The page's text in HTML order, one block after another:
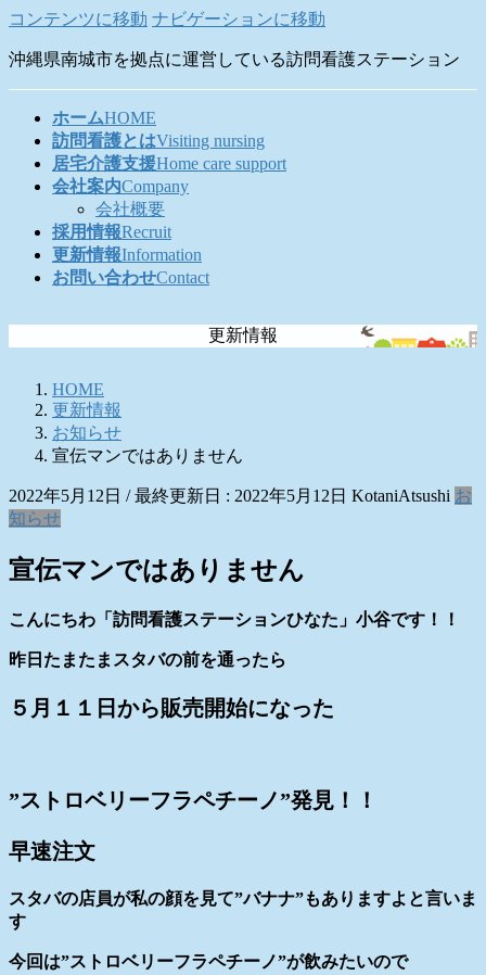
コンテンツに移動 ナビゲーションに移動
沖縄県南城市を拠点に運営している訪問看護ステーション
ホームHOME
訪問看護とはVisiting nursing
居宅介護支援Home care support
会社案内Company
会社概要
採用情報Recruit
更新情報Information
お問い合わせContact
更新情報
HOME
更新情報
お知らせ
宣伝マンではありません
2022年5月12日 / 最終更新日 : 2022年5月12日 KotaniAtsushi お
知らせ
宣伝マンではありません
こんにちわ「訪問看護ステーションひなた」小谷です！！
昨日たまたまスタバの前を通ったら
５月１１日から販売開始になった
”ストロベリーフラペチーノ”発見！！
早速注文
スタバの店員が私の顔を見て”バナナ”もありますよと言いま
す
今回は”ストロベリーフラペチーノ”が飲みたいので